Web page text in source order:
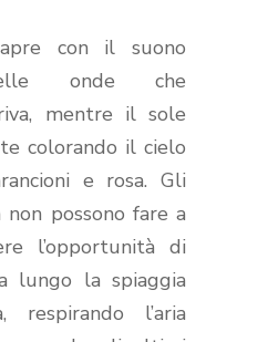
con il suono
onde che
mentre il sole
colorando il cielo
e rosa. Gli
non possono fare a
l’opportunità di
lungo la spiaggia
respirando l’aria